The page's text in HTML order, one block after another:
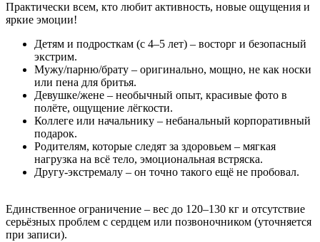
Практически всем, кто любит активность, новые ощущения и
яркие эмоции!
Детям и подросткам (с 4–5 лет) – восторг и безопасный
экстрим.
Мужу/парню/брату – оригинально, мощно, не как носки
или пена для бритья.
Девушке/жене – необычный опыт, красивые фото в
полёте, ощущение лёгкости.
Коллеге или начальнику – небанальный корпоративный
подарок.
Родителям, которые следят за здоровьем – мягкая
нагрузка на всё тело, эмоциональная встряска.
Другу-экстремалу – он точно такого ещё не пробовал.
Единственное ограничение – вес до 120–130 кг и отсутствие
серьёзных проблем с сердцем или позвоночником (уточняется
при записи).